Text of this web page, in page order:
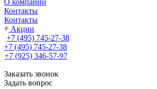
О компании
Контакты
Контакты
Акции
+7 (495) 745-27-38
+7 (495) 745-27-38
+7 (925) 346-57-97
Заказать звонок
Задать вопрос